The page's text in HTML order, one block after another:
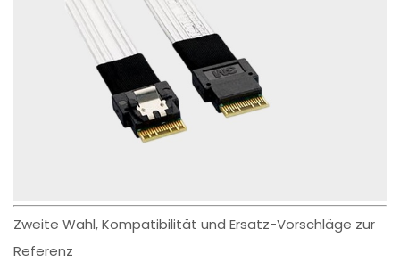
Zweite Wahl, Kompatibilität und Ersatz-Vorschläge zur
Referenz